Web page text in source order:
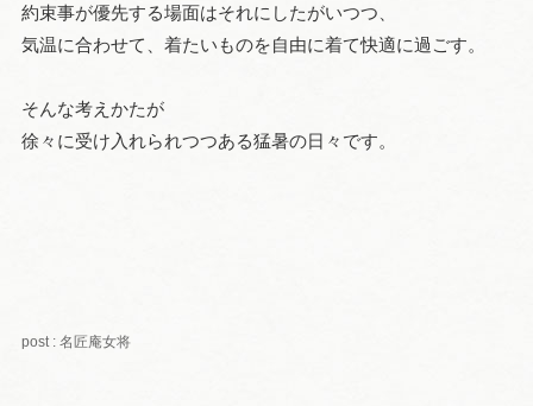
約束事が優先する場面はそれにしたがいつつ、
気温に合わせて、着たいものを自由に着て快適に過ごす。
そんな考えかたが
徐々に受け入れられつつある猛暑の日々です。
post : 名匠庵女将